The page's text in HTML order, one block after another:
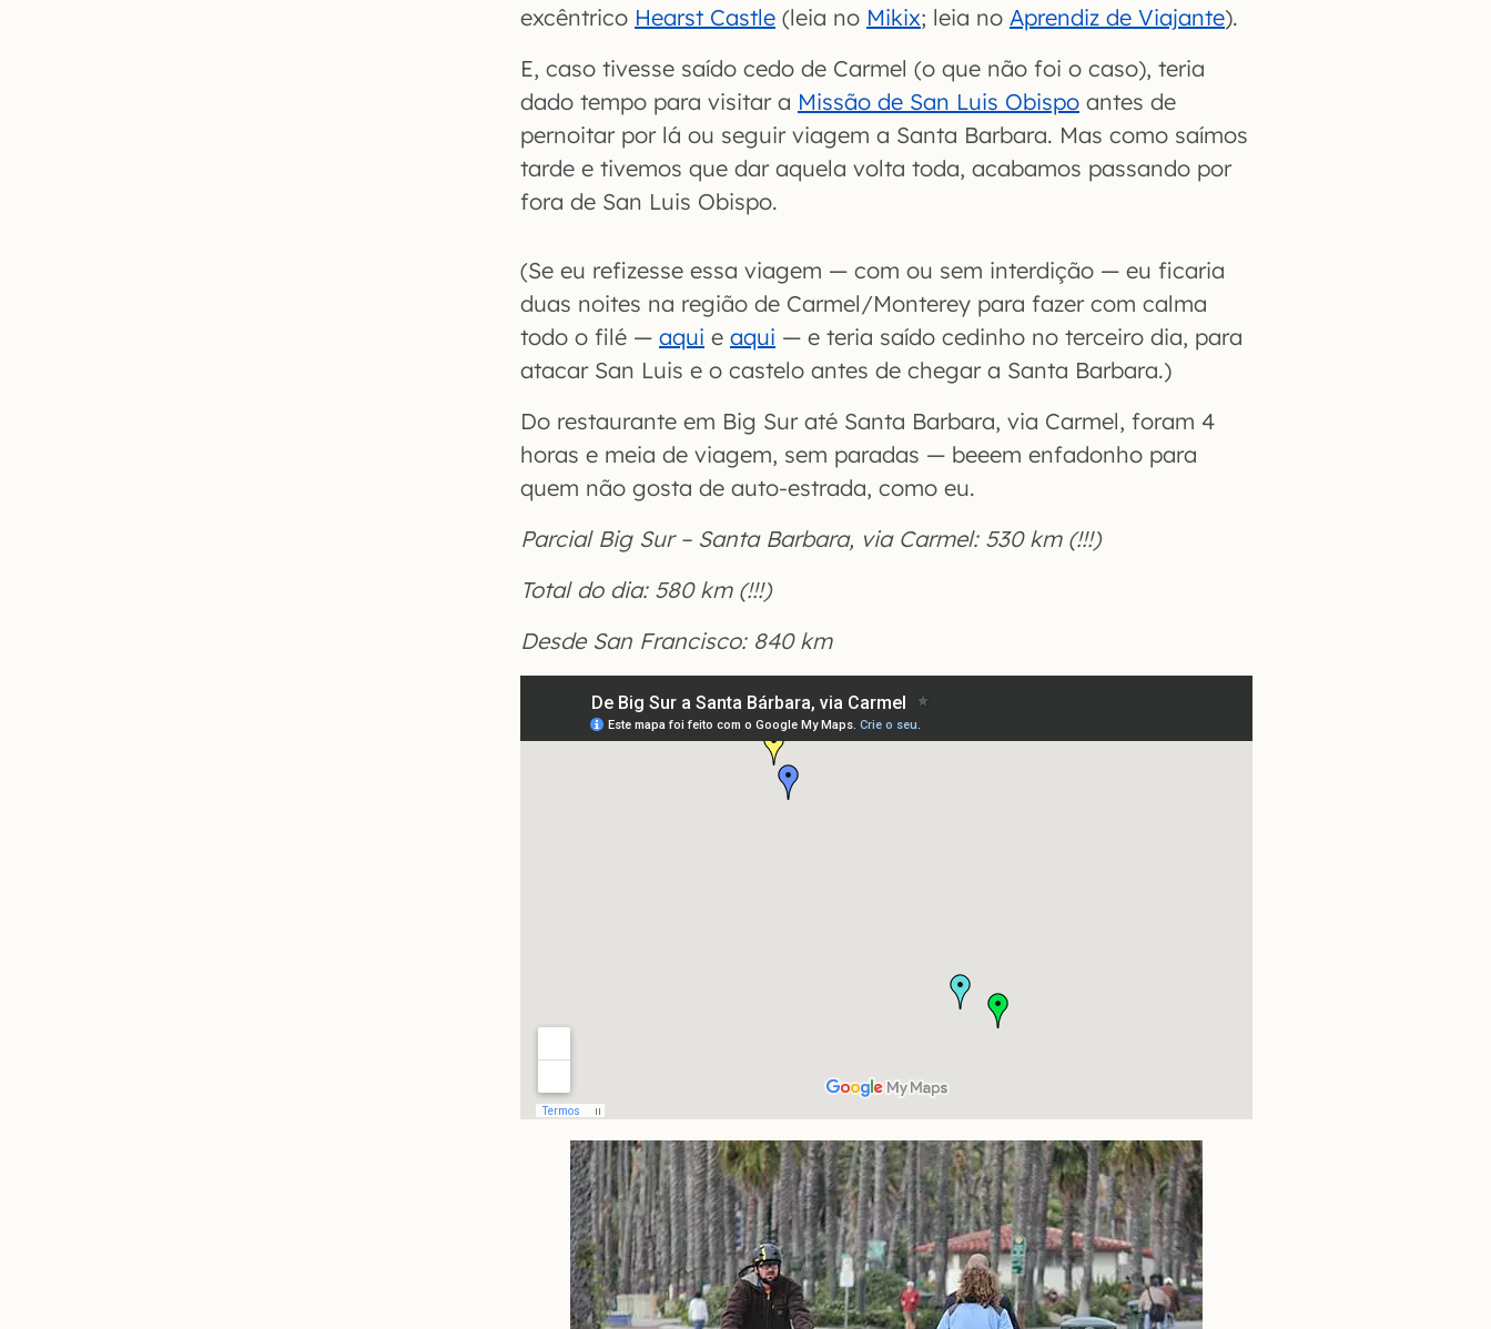
excêntrico Hearst Castle (leia no Mikix; leia no Aprendiz de Viajante).
E, caso tivesse saído cedo de Carmel (o que não foi o caso), teria
dado tempo para visitar a Missão de San Luis Obispo antes de
pernoitar por lá ou seguir viagem a Santa Barbara. Mas como saímos
tarde e tivemos que dar aquela volta toda, acabamos passando por
fora de San Luis Obispo.
(Se eu refizesse essa viagem — com ou sem interdição — eu ficaria
duas noites na região de Carmel/Monterey para fazer com calma
todo o filé — aqui e aqui — e teria saído cedinho no terceiro dia, para
atacar San Luis e o castelo antes de chegar a Santa Barbara.)
Do restaurante em Big Sur até Santa Barbara, via Carmel, foram 4
horas e meia de viagem, sem paradas — beeem enfadonho para
quem não gosta de auto-estrada, como eu.
Parcial Big Sur – Santa Barbara, via Carmel: 530 km (!!!)
Total do dia: 580 km (!!!)
Desde San Francisco: 840 km